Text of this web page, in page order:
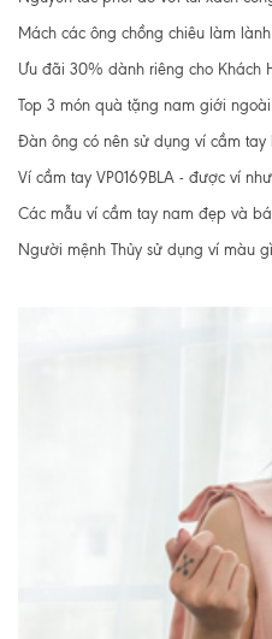
Mách các ông chồng chiêu làm
Ưu đãi 30% dành riêng cho Khách
Top 3 món quà tặng nam giới
Đàn ông có nên sử dụng ví cầm tay
Ví cầm tay VP0169BLA - được ví
Các mẫu ví cầm tay nam đẹp và
Người mệnh Thủy sử dụng ví màu